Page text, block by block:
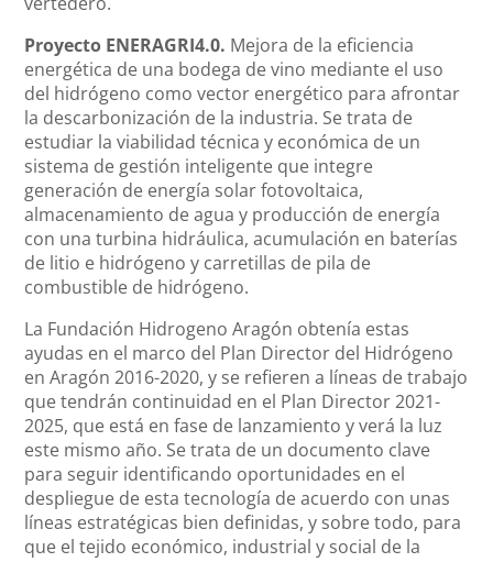
Proyecto ENERAGRI4.0. Mejora de la eficiencia
energética de una bodega de vino mediante el uso
del hidrógeno como vector energético para afrontar
la descarbonización de la industria. Se trata de
estudiar la viabilidad técnica y económica de un
sistema de gestión inteligente que integre
generación de energía solar fotovoltaica,
almacenamiento de agua y producción de energía
con una turbina hidráulica, acumulación en baterías
de litio e hidrógeno y carretillas de pila de
combustible de hidrógeno.
La Fundación Hidrogeno Aragón obtenía estas
ayudas en el marco del Plan Director del Hidrógeno
en Aragón 2016-2020, y se refieren a líneas de trabajo
que tendrán continuidad en el Plan Director 2021-
2025, que está en fase de lanzamiento y verá la luz
este mismo año. Se trata de un documento clave
para seguir identificando oportunidades en el
despliegue de esta tecnología de acuerdo con unas
líneas estratégicas bien definidas, y sobre todo, para
que el tejido económico, industrial y social de la